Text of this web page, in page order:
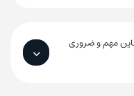
هاین مهم و ضروری